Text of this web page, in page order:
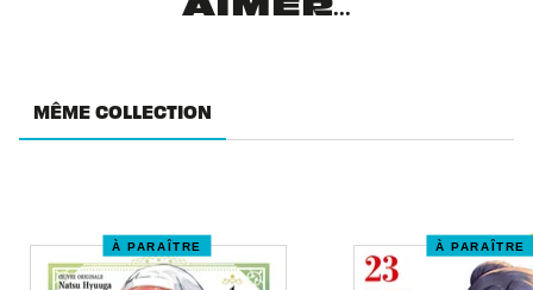
AIMER...
MÊME COLLECTION
À PARAÎTRE À PARAÎTRE